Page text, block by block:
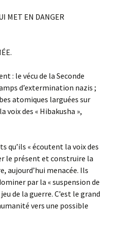
MET EN DANGER
: le vécu de la Seconde
d’extermination nazis ;
atomiques larguées sur
voix des « Hibakusha »,
qu’ils « écoutent la voix des
le présent et construire la
aujourd’hui menacée. Ils
par la « suspension de
de la guerre. C’est le grand
vers une possible